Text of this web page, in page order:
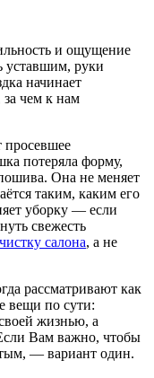
и ощущение
уставшим, руки
начинает
за чем к нам
просевшее
потеряла форму,
Она не меняет
таким, каким его
уборку — если
свежесть
салона, а не
рассматривают как
вещи по сути:
жизнью, а
Вам важно, чтобы
— вариант один.